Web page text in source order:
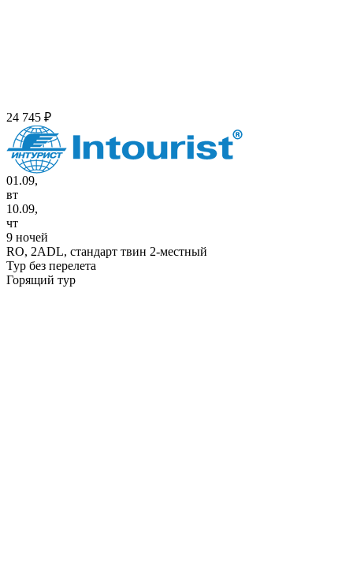
24 745 ₽
01.09,
вт
10.09,
чт
9 ночей
RO, 2ADL, стандарт твин 2-местный
Тур без перелета
Горящий тур